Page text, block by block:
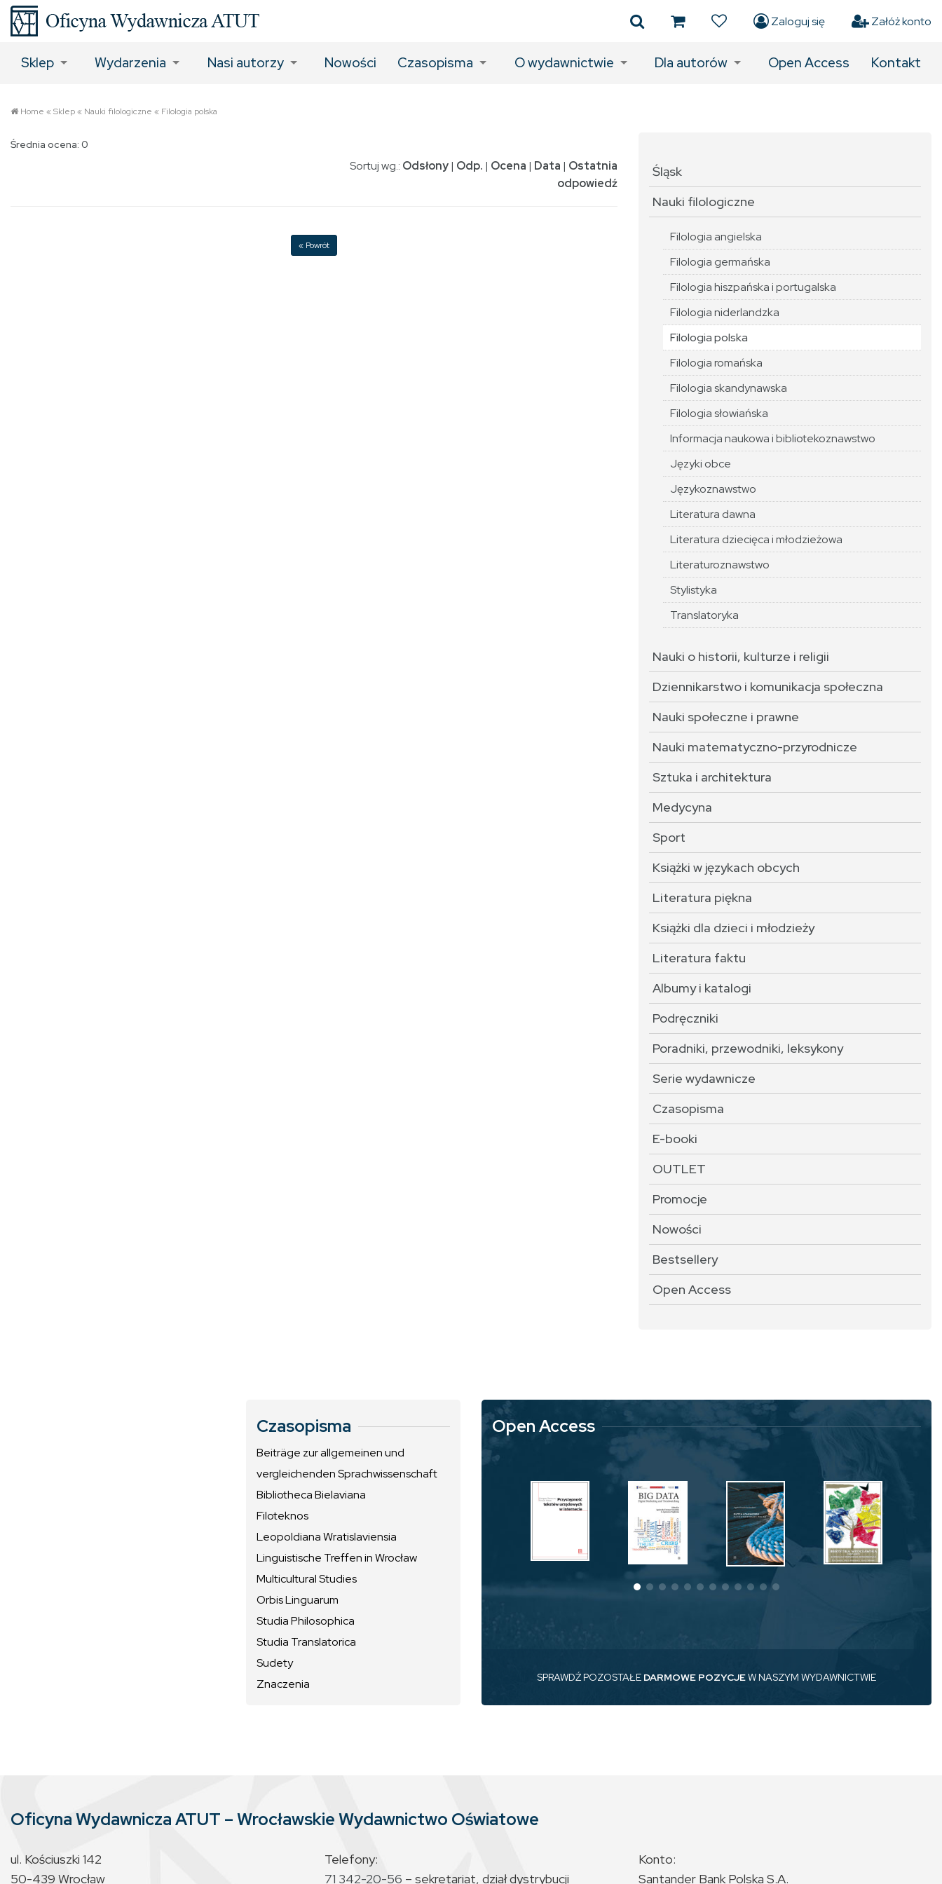
Zaloguj się Załóż konto
Sklep Wydarzenia Nasi autorzy Nowości Czasopisma O wydawnictwie Dla autorów Open Access Kontakt
Home «Sklep« Nauki filologiczne « Filologia polska
Średnia ocena: 0
Sortuj wg.: Odsłony| Odp. | Ocena | Data | Ostatnia
odpowiedź
« Powrót
Śląsk
Nauki filologiczne
Filologia angielska
Filologia germańska
Filologia hiszpańska i portugalska
Filologia niderlandzka
Filologia polska
Filologia romańska
Filologia skandynawska
Filologia słowiańska
Informacja naukowa i bibliotekoznawstwo
Języki obce
Językoznawstwo
Literatura dawna
Literatura dziecięca i młodzieżowa
Literaturoznawstwo
Stylistyka
Translatoryka
Nauki o historii, kulturze i religii
Dziennikarstwo i komunikacja społeczna
Nauki społeczne i prawne
Nauki matematyczno-przyrodnicze
Sztuka i architektura
Medycyna
Sport
Książki w językach obcych
Literatura piękna
Książki dla dzieci i młodzieży
Literatura faktu
Albumy i katalogi
Podręczniki
Poradniki, przewodniki, leksykony
Serie wydawnicze
Czasopisma
E-booki
OUTLET
Promocje
Nowości
Bestsellery
Open Access
Czasopisma
Beiträge zur allgemeinen und
vergleichenden Sprachwissenschaft
Bibliotheca Bielaviana
Filoteknos
Leopoldiana Wratislaviensia
Linguistische Treffen in Wrocław
Multicultural Studies
Orbis Linguarum
Studia Philosophica
Studia Translatorica
Sudety
Znaczenia
Open Access
SPRAWDŹ POZOSTAŁE DARMOWE POZYCJEW NASZYM WYDAWNICTWIE
Oficyna Wydawnicza ATUT – Wrocławskie Wydawnictwo Oświatowe
ul. Kościuszki 142
50-439 Wrocław
Telefony:
71 342-20-56 – sekretariat, dział dystrybucji
Konto:
Santander Bank Polska S.A.